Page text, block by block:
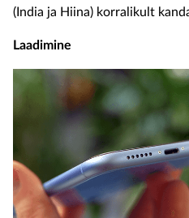
(India ja Hiina) korralikult
Laadimine